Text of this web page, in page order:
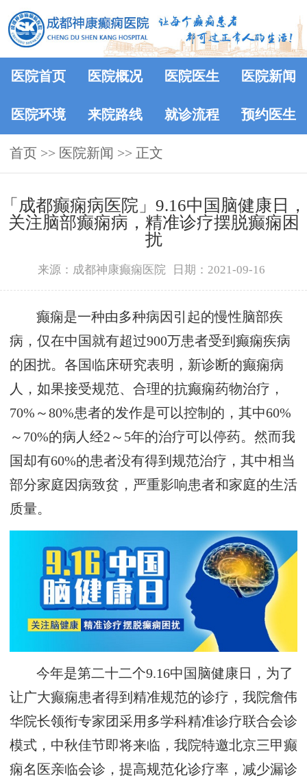
医院首页 医院概况 医院医生 医院新闻
医院环境 来院路线 就诊流程 预约医生
首页 >> 医院新闻 >> 正文
「成都癫痫病医院」9.16中国脑健康日，
关注脑部癫痫病，精准诊疗摆脱癫痫困
扰
来源：成都神康癫痫医院 日期：2021-09-16
癫痫是一种由多种病因引起的慢性脑部疾
病，仅在中国就有超过900万患者受到癫痫疾病
的困扰。各国临床研究表明，新诊断的癫痫病
人，如果接受规范、合理的抗癫痫药物治疗，
70%～80%患者的发作是可以控制的，其中60%
～70%的病人经2～5年的治疗可以停药。然而我
国却有60%的患者没有得到规范治疗，其中相当
部分家庭因病致贫，严重影响患者和家庭的生活
质量。
今年是第二十二个9.16中国脑健康日，为了
让广大癫痫患者得到精准规范的诊疗，我院詹伟
华院长领衔专家团采用多学科精准诊疗联合会诊
模式，中秋佳节即将来临，我院特邀北京三甲癫
痫名医亲临会诊，提高规范化诊疗率，减少漏诊